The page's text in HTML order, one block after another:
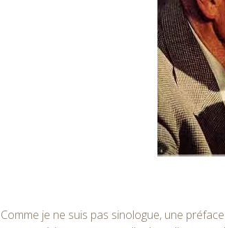
Comme je ne suis pas sinologue, une